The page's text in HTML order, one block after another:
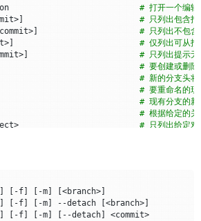
description
# 打开一个编
]
# 只列出包含
]
# 只列出不包
]
# 仅列出可从
]
# 只列出提示
# 要创建或删除
point>
# 新的分支头将
# 要重命名的
# 现有分支的新
# 根据给定的关
at <object>
# 只列出给定对
-f] -m] <branch>]
-f] -m] --detach <branch>]
-f] -m] --detach]
<commit>